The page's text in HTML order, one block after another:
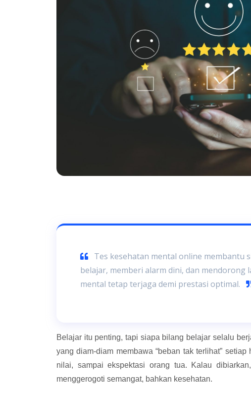
Tes kesehatan mental online membantu
belajar, memberi alarm dini, dan mendorong
mental tetap terjaga demi prestasi optimal.
Belajar itu penting, tapi siapa bilang belajar selalu
yang diam-diam membawa “beban tak terlihat”
nilai, sampai ekspektasi orang tua. Kalau
menggerogoti semangat, bahkan kesehatan.